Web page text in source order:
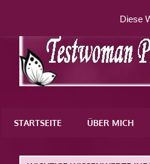
springen
WordPress-
STARTSEITE ÜBER MICH
Diese